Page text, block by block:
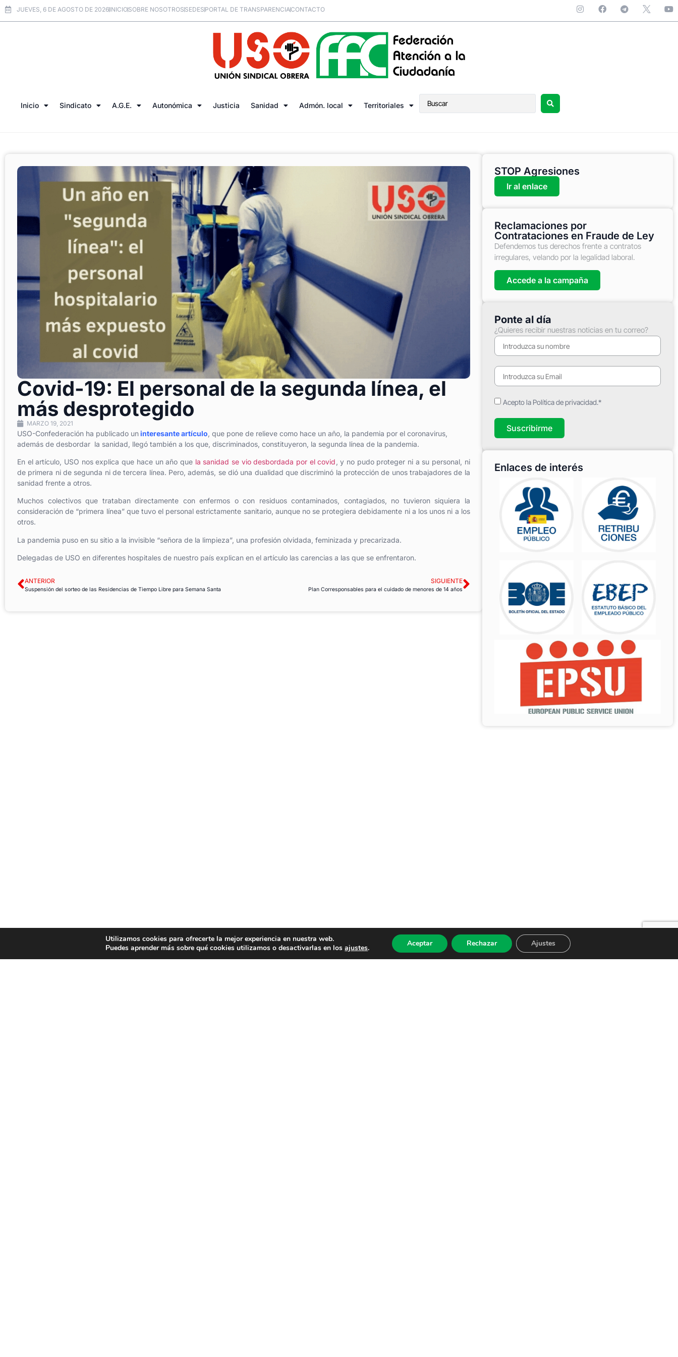
JUEVES, 6 DE AGOSTO DE 2026INICIOSOBRE NOSOTROSSEDESPORTAL DE TRANSPARENCIACONTACTO
Inicio Sindicato A.G.E. Autonómica Justicia Sanidad Admón. local Territoriales
Covid-19: El personal de la segunda línea, el
más desprotegido
MARZO 19, 2021
USO-Confederación ha publicado uninteresante artículo, que pone de relieve como hace un año, la pandemia por el coronavirus,
además de desbordar la sanidad, llegó también a los que, discriminados, constituyeron, la segunda línea de la pandemia.
En el artículo, USO nos explica que hace un año que la sanidad se vio desbordada por el covid , y no pudo proteger ni a su personal, ni
de primera ni de segunda ni de tercera línea. Pero, además, se dió una dualidad que discriminó la protección de unos trabajadores de la
sanidad frente a otros.
Muchos colectivos que trataban directamente con enfermos o con residuos contaminados, contagiados, no tuvieron siquiera la
consideración de “primera línea” que tuvo el personal estrictamente sanitario, aunque no se protegiera debidamente ni a los unos ni a los
otros.
La pandemia puso en su sitio a la invisible “señora de la limpieza”, una profesión olvidada, feminizada y precarizada.
Delegadas de USO en diferentes hospitales de nuestro país explican en el artículo las carencias a las que se enfrentaron.
ANTERIOR
Suspensión del sorteo de las Residencias de Tiempo Libre para Semana Santa
SIGUIENTE
Plan Corresponsables para el cuidado de menores de 14 años
STOP Agresiones
Ir al enlace
Reclamaciones por
Contrataciones en Fraude de Ley
Defendemos tus derechos frente a contratos
irregulares, velando por la legalidad laboral.
Accede a la campaña
Ponte al día
¿Quieres recibir nuestras noticias en tu correo?
Acepto la Política de privacidad.*
Suscribirme
Enlaces de interés
Utilizamos cookies para ofrecerte la mejor experiencia en nuestra web.
Puedes aprender más sobre qué cookies utilizamos o desactivarlas en losajustes. Aceptar Rechazar Ajustes